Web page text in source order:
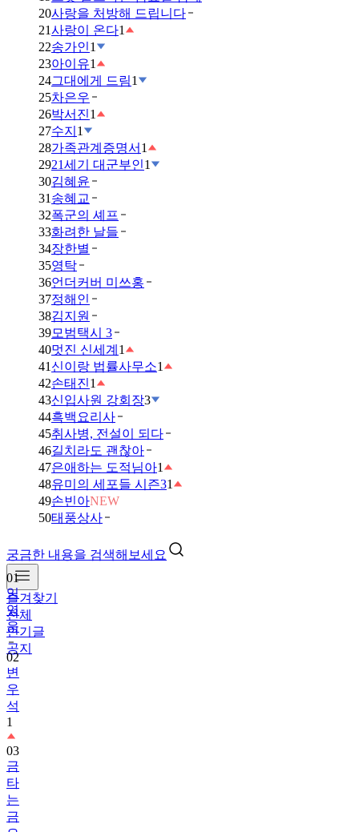
20사랑을 처방해 드립니다
21사랑이 온다1
22송가인1
23아이유1
24그대에게 드림1
25차은우
26박서진1
27수지 1
28가족관계증명서 1
2921세기 대군부인1
30김혜윤
31 송혜교
32폭군의 셰프
33화려한 날들
34장한별
35영탁
36언더커버 미쓰홍
37정해인
38김지원
39모범택시 3
40멋진 신세계 1
41 신이랑 법률사무소1
42손태진1
43신입사원 강회장3
44흑백요리사
45취사병, 전설이 되다
46길치라도 괜찮아
47은애하는 도적님아1
48유미의 세포들 시즌31
49손빈아NEW
50태풍상사
궁금한 내용을 검색해보세요
즐겨찾기
전체
인기글
공지
01
임
영
웅
02
변
우
석
1
03
금
타
는
금